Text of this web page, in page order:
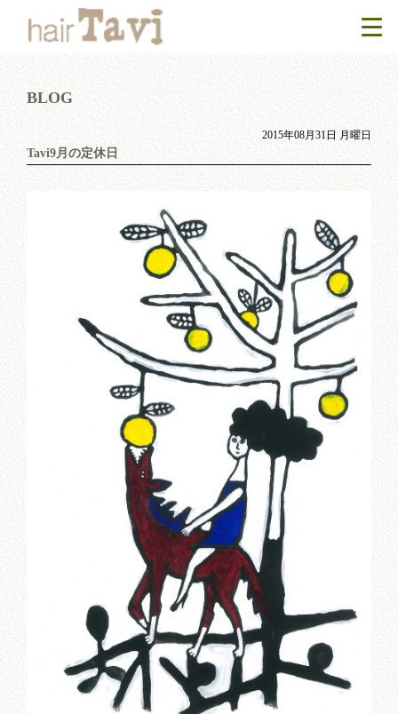
BLOG
2015年08月31日 月曜日
Tavi9月の定休日